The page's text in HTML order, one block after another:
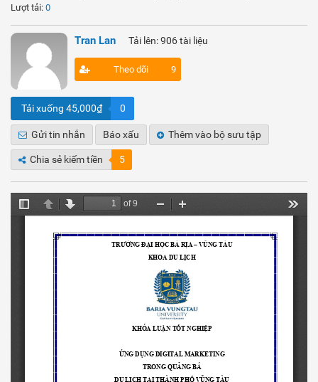
Lượt tải: 0
Tran Lan Tải lên: 906 tài liệu
Theo dõi 9
Tải xuống 45,000₫ 0
Gửi tin nhắn Báo xấu Thêm vào bộ sưu tập
Chia sẻ kiếm tiền 5